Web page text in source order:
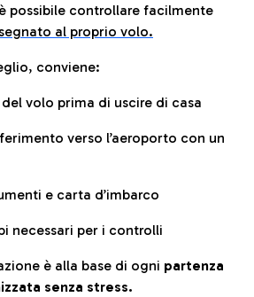
possibile controllare facilmente
al proprio volo.
conviene:
volo prima di uscire di casa
verso l’aeroporto con un
e carta d’imbarco
necessari per i controlli
è alla base di ogni partenza
senza stress.